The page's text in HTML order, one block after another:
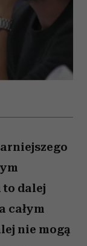
dalej
całym
nie mogą